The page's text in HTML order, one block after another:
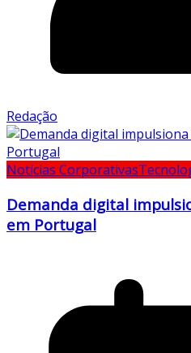
Redação
Notícias Corporativas
Demanda digital
em Portugal